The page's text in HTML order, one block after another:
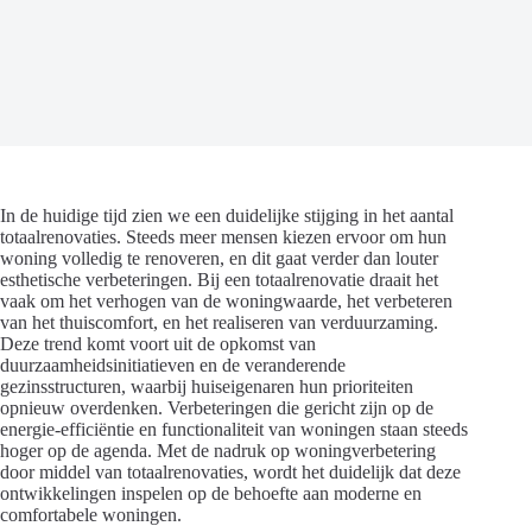
In de huidige tijd zien we een duidelijke stijging in het aantal
totaalrenovaties. Steeds meer mensen kiezen ervoor om hun
woning volledig te renoveren, en dit gaat verder dan louter
esthetische verbeteringen. Bij een totaalrenovatie draait het
vaak om het verhogen van de woningwaarde, het verbeteren
van het thuiscomfort, en het realiseren van verduurzaming.
Deze trend komt voort uit de opkomst van
duurzaamheidsinitiatieven en de veranderende
gezinsstructuren, waarbij huiseigenaren hun prioriteiten
opnieuw overdenken. Verbeteringen die gericht zijn op de
energie-efficiëntie en functionaliteit van woningen staan steeds
hoger op de agenda. Met de nadruk op woningverbetering
door middel van totaalrenovaties, wordt het duidelijk dat deze
ontwikkelingen inspelen op de behoefte aan moderne en
comfortabele woningen.